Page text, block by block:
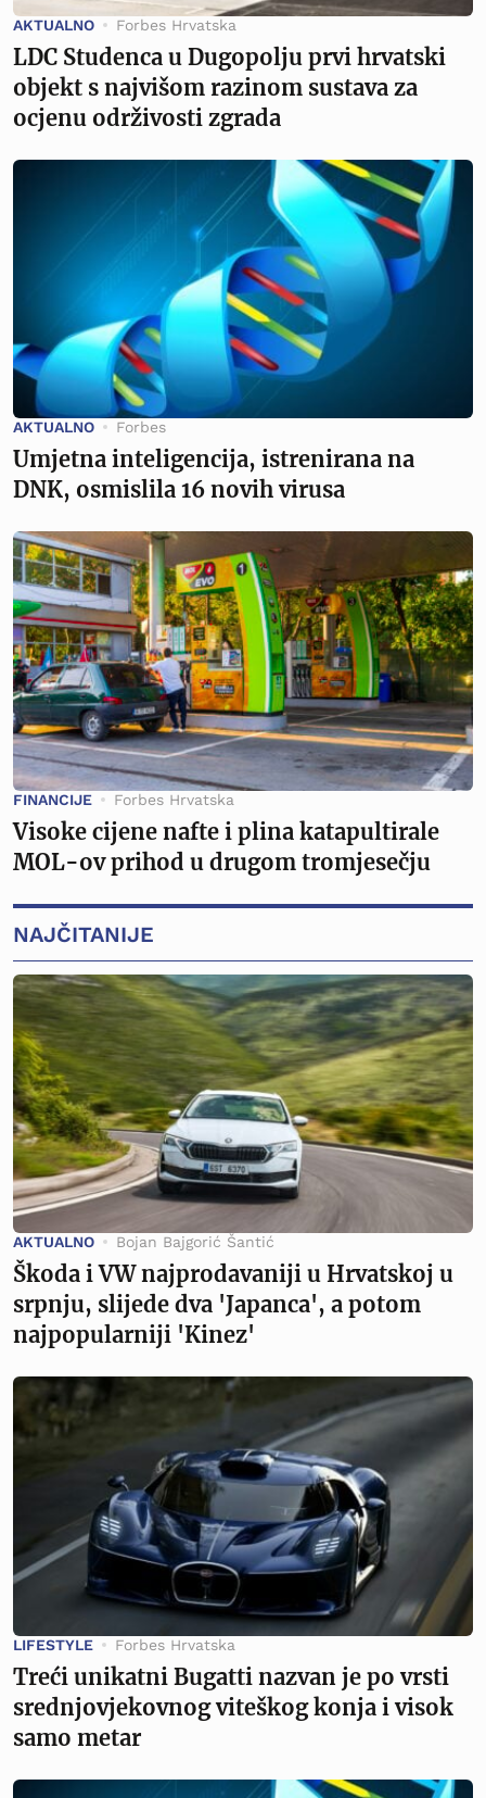
AKTUALNO Forbes Hrvatska
LDC Studenca u Dugopolju prvi hrvatski
objekt s najvišom razinom sustava za
ocjenu održivosti zgrada
AKTUALNO Forbes
Umjetna inteligencija, istrenirana na
DNK, osmislila 16 novih virusa
FINANCIJE Forbes Hrvatska
Visoke cijene nafte i plina katapultirale
MOL-ov prihod u drugom tromjesečju
NAJČITANIJE
AKTUALNO Bojan Bajgorić Šantić
Škoda i VW najprodavaniji u Hrvatskoj u
srpnju, slijede dva 'Japanca', a potom
najpopularniji 'Kinez'
LIFESTYLE Forbes Hrvatska
Treći unikatni Bugatti nazvan je po vrsti
srednjovjekovnog viteškog konja i visok
samo metar